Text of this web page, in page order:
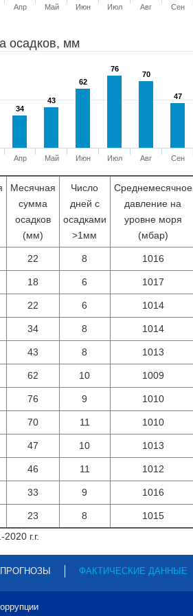
Апр Май Июн Июл Авг Сен
осадков, мм
34
34
43
43
62
62
76
76
70
70
47
47
Апр Май Июн Июл Авг Сен
Месячная
сумма
осадков
(мм)
Число
дней с
осадками
>1мм
Среднемесячное
давление на
уровне моря
(мбар)
22 8 1016
18 6 1017
22 6 1014
34 8 1014
43 8 1013
62 10 1009
76 9 1010
70 11 1010
47 10 1013
46 11 1012
33 9 1016
23 8 1015
г.г.
ПРОГНОЗЫ ФАКТИЧЕСКИЕ ДАННЫЕ